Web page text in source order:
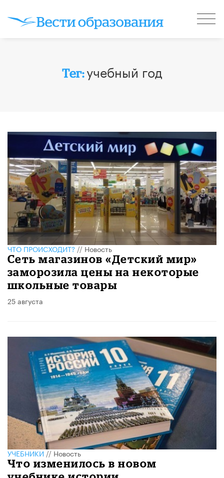
Тег:учебный год
ЧТО ПРОИСХОДИТ?//Новость
Сеть магазинов «Детский мир»
заморозила цены на некоторые
школьные товары
25 августа
УЧЕБНИКИ//Новость
Что изменилось в новом